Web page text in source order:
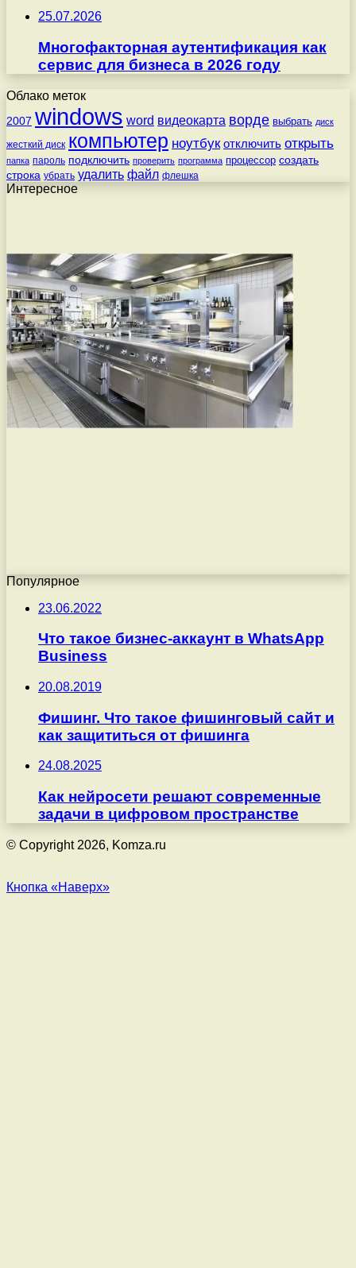
25.07.2026
Многофакторная аутентификация как
сервис для бизнеса в 2026 году
Облако меток
2007 windows word видеокарта ворде выбрать диск
жесткий диск компьютер ноутбук отключить открыть
папка пароль подключить проверить программа процессор создать
строка убрать удалить файл флешка
Интересное
Популярное
23.06.2022
Что такое бизнес-аккаунт в WhatsApp
Business
20.08.2019
Фишинг. Что такое фишинговый сайт и
как защититься от фишинга
24.08.2025
Как нейросети решают современные
задачи в цифровом пространстве
© Copyright 2026, Komza.ru
Кнопка «Наверх»